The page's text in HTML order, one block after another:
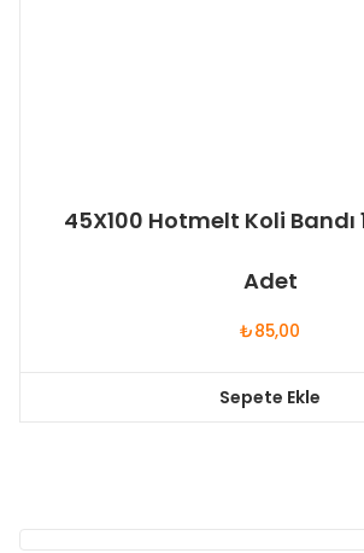
45X100 Hotmelt Koli Bandı
Adet
₺85,00
Sepete Ekle